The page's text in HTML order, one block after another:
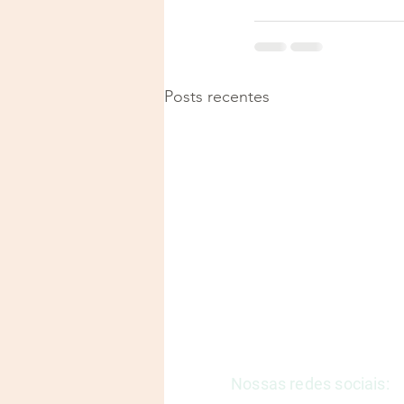
Posts recentes
Nossas redes sociais: